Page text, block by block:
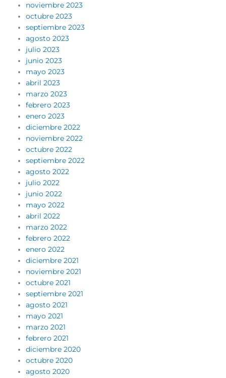
noviembre 2023
octubre 2023
septiembre 2023
agosto 2023
julio 2023
junio 2023
mayo 2023
abril 2023
marzo 2023
febrero 2023
enero 2023
diciembre 2022
noviembre 2022
octubre 2022
septiembre 2022
agosto 2022
julio 2022
junio 2022
mayo 2022
abril 2022
marzo 2022
febrero 2022
enero 2022
diciembre 2021
noviembre 2021
octubre 2021
septiembre 2021
agosto 2021
mayo 2021
marzo 2021
febrero 2021
diciembre 2020
octubre 2020
agosto 2020